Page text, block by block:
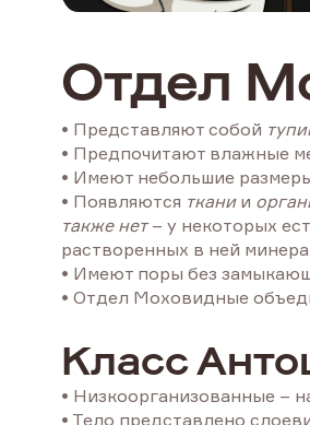
Отдел
• Представляют собой
• Предпочитают влажные
• Имеют небольшие
• Появляются ткани и
также нет– у некоторых
растворенных в ней
• Имеют поры без
• Отдел Моховидные
Класс
• Низкоорганизованные –
• Тело представлено